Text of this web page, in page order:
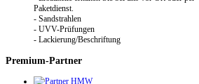
Paketdienst.
- Sandstrahlen
- UVV-Prüfungen
- Lackierung/Beschriftung
Premium-Partner